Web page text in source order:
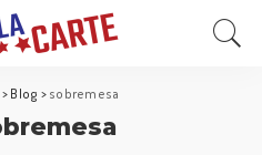
> Blog > sobremesa